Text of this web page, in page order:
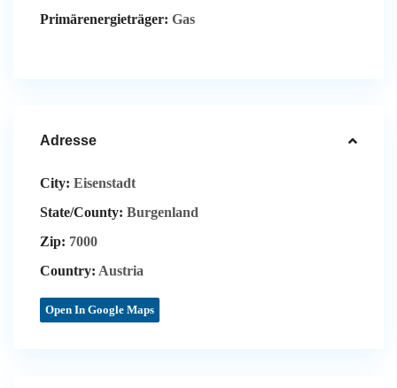
Primärenergieträger: Gas
Adresse
City: Eisenstadt
State/County: Burgenland
Zip: 7000
Country: Austria
Open In Google Maps